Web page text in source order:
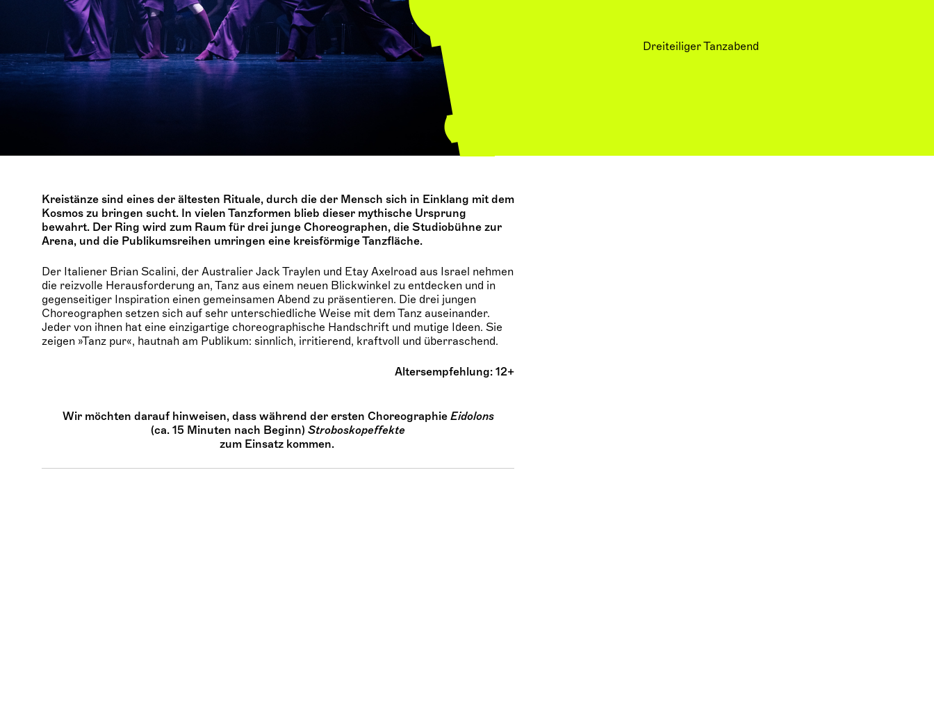
Dreiteiliger Tanzabend
Kreistänze sind eines der ältesten Rituale, durch die der Mensch sich in Einklang mit dem
Kosmos zu bringen sucht. In vielen Tanzformen blieb dieser mythische Ursprung
bewahrt. Der Ring wird zum Raum für drei junge Choreographen, die Studiobühne zur
Arena, und die Publikumsreihen umringen eine kreisförmige Tanzfläche.
Der Italiener Brian Scalini, der Australier Jack Traylen und Etay Axelroad aus Israel nehmen
die reizvolle Herausforderung an, Tanz aus einem neuen Blickwinkel zu entdecken und in
gegenseitiger Inspiration einen gemeinsamen Abend zu präsentieren. Die drei jungen
Choreographen setzen sich auf sehr unterschiedliche Weise mit dem Tanz auseinander.
Jeder von ihnen hat eine einzigartige choreographische Handschrift und mutige Ideen. Sie
zeigen »Tanz pur«, hautnah am Publikum: sinnlich, irritierend, kraftvoll und überraschend.
Altersempfehlung: 12+
Wir möchten darauf hinweisen, dass während der ersten Choreographie Eidolons
(ca. 15 Minuten nach Beginn) Stroboskopeffekte
zum Einsatz kommen.